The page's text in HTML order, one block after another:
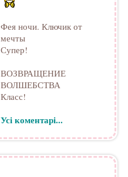
Фея ночи. Ключик от
мечты
Супер!
ВОЗВРАЩЕНИЕ
ВОЛШЕБСТВА
Класс!
Усі коментарі...